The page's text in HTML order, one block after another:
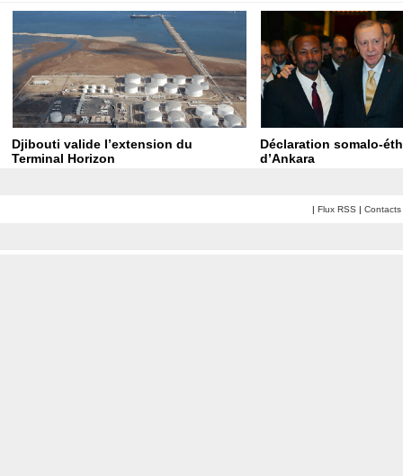
Djibouti valide l’extension du
Terminal Horizon
Déclaration somalo-
d’Ankara
| Flux RSS | Contacts